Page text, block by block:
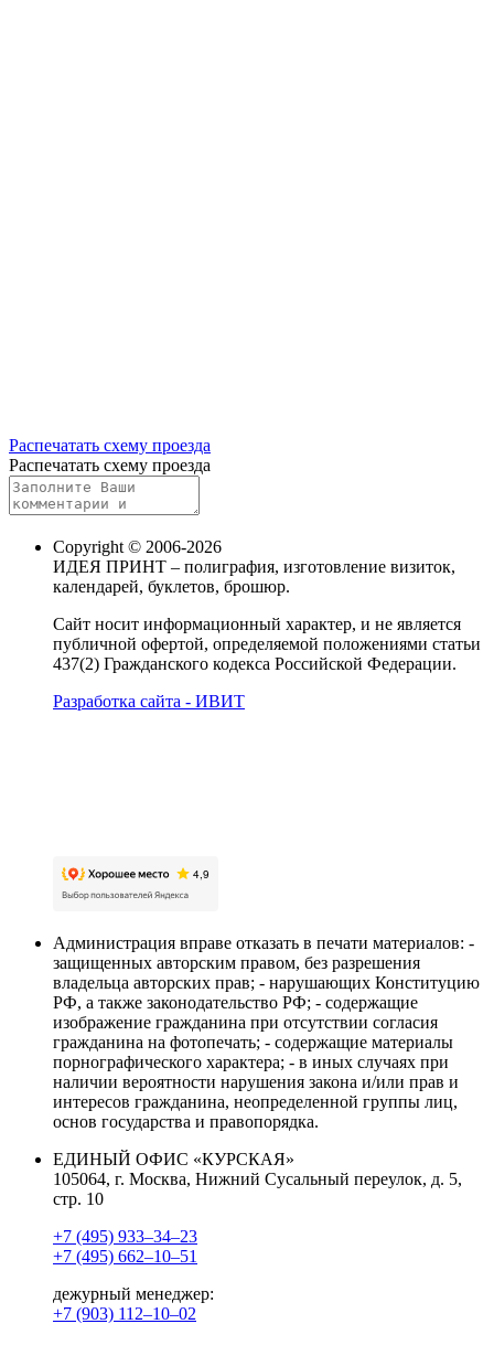
Распечатать схему проезда
Распечатать схему проезда
Copyright © 2006-2026
ИДЕЯ ПРИНТ – полиграфия, изготовление визиток,
календарей, буклетов, брошюр.
Сайт носит информационный характер, и не является
публичной офертой, определяемой положениями статьи
437(2) Гражданского кодекса Российской Федерации.
Разработка сайта - ИВИТ
Администрация вправе отказать в печати материалов: -
защищенных авторским правом, без разрешения
владельца авторских прав; - нарушающих Конституцию
РФ, а также законодательство РФ; - содержащие
изображение гражданина при отсутствии согласия
гражданина на фотопечать; - содержащие материалы
порнографического характера; - в иных случаях при
наличии вероятности нарушения закона и/или прав и
интересов гражданина, неопределенной группы лиц,
основ государства и правопорядка.
ЕДИНЫЙ ОФИС «КУРСКАЯ»
105064, г. Москва, Нижний Сусальный переулок, д. 5,
стр. 10
+7 (495) 933–34–23
+7 (495) 662–10–51
дежурный менеджер:
+7 (903) 112–10–02